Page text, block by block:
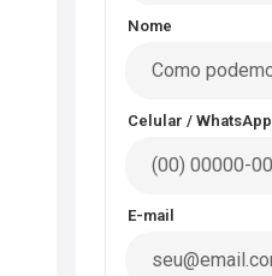
Nome
Celular / WhatsApp
E-mail